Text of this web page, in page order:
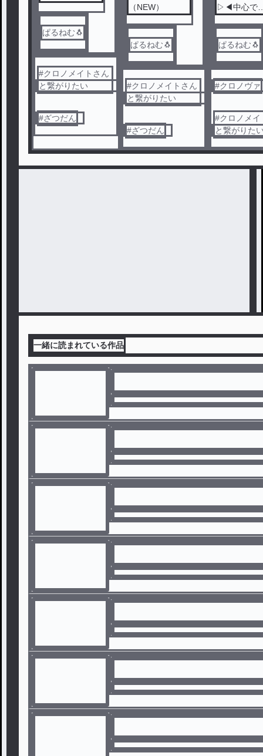
ぱるねむ🐧
#クロノメイトさん
と繋がりたい
#ざつだん
（NEW）
ぱるねむ🐧
#クロノメイトさん
と繋がりたい
#ざつだん
▷◀中心で
ぱるねむ🐧
#クロノヴァ
#クロノメイ
と繋がりた
一緒に読まれている作品